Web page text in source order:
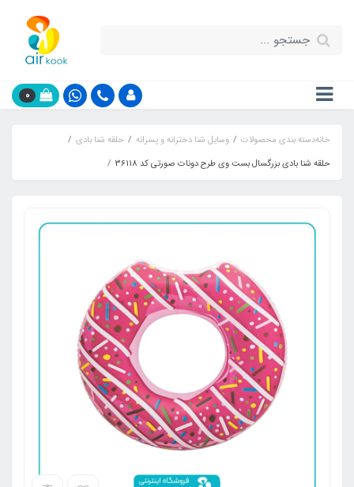
0
خانهدسته بندی محصولات وسایل شنا دخترانه و پسرانه
حلقه شنا بادی
حلقه شنا بادی بزرگسال بست وی طرح دونات صورتی کد 36118